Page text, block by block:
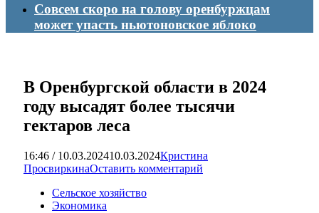
Совсем скоро на голову оренбуржцам
может упасть ньютоновское яблоко
В Оренбургской области в 2024
году высадят более тысячи
гектаров леса
16:46 / 10.03.202410.03.2024Кристина
ПросвиркинаОставить комментарий
Сельское хозяйство
Экономика